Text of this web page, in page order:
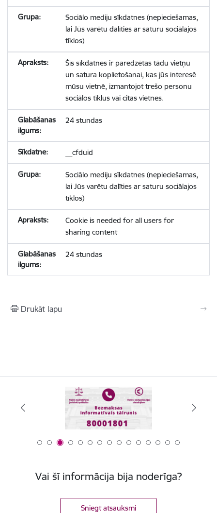
Sociālo mediju sīkdatnes (nepieciešamas,
lai Jūs varētu dalīties ar saturu sociālajos
tīklos)
Šīs sīkdatnes ir paredzētas tādu vietņu
un satura koplietošanai, kas jūs interesē
mūsu vietnē, izmantojot trešo personu
sociālos tīklus vai citas vietnes.
24 stundas
__cfduid
Sociālo mediju sīkdatnes (nepieciešamas,
lai Jūs varētu dalīties ar saturu sociālajos
tīklos)
Cookie is needed for all users for
sharing content
24 stundas
Drukāt lapu
Vai šī informācija bija noderīga?
Sniegt atsauksmi